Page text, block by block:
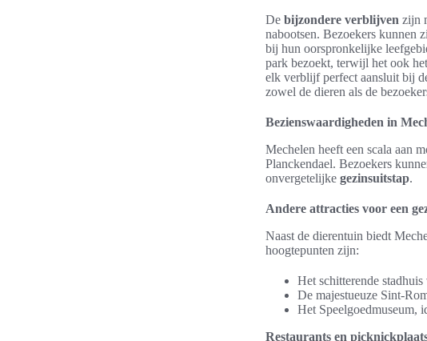
De bijzondere verblijven zijn
nabootsen. Bezoekers kunnen
bij hun oorspronkelijke
park bezoekt, terwijl het ook
elk verblijf perfect aansluit bij
zowel de dieren als de
Bezienswaardigheden in
Mechelen heeft een scala aan
Planckendael. Bezoekers
onvergetelijke gezinsuitstap.
Andere attracties voor een
Naast de dierentuin biedt
hoogtepunten zijn:
Het schitterende
De majestueuze Sint-
Het Speelgoedmuseum,
Restaurants en